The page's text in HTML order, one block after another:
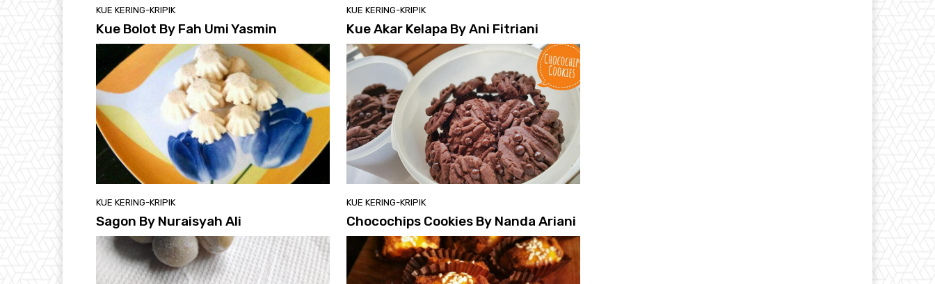
KUE KERING-KRIPIK
Kue Bolot By Fah Umi Yasmin
KUE KERING-KRIPIK
Kue Akar Kelapa By Ani Fitriani
KUE KERING-KRIPIK
Sagon By Nuraisyah Ali
KUE KERING-KRIPIK
Chocochips Cookies By Nanda Ariani